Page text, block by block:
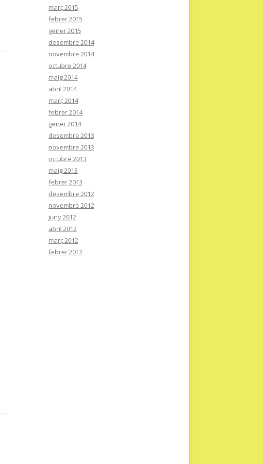
març 2015
febrer 2015
gener 2015
desembre 2014
novembre 2014
octubre 2014
maig 2014
abril 2014
març 2014
febrer 2014
gener 2014
desembre 2013
novembre 2013
octubre 2013
maig 2013
febrer 2013
desembre 2012
novembre 2012
juny 2012
abril 2012
març 2012
febrer 2012